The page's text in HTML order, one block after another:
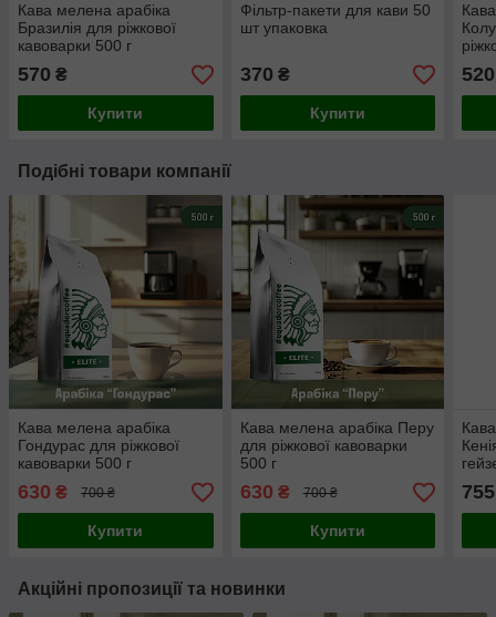
Кава мелена арабіка
Бразилія для ріжкової
кавоварки 500 г
570 ₴
Купити
Фільтр-пакети для кави 50
шт упаковка
370 ₴
Купити
520
Подібні товари компанії
Кава мелена арабіка
Гондурас для ріжкової
кавоварки 500 г
630 ₴ 700 ₴
Купити
Кава мелена арабіка Перу
для ріжкової кавоварки
500 г
630 ₴ 700 ₴
Купити
755
Акційні пропозиції та новинки